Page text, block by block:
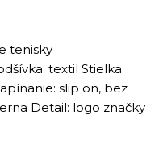
tenisky
textil Stielka:
slip on, bez
Detail: logo značky